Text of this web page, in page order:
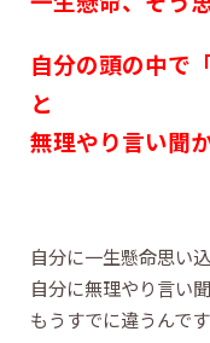
自分の頭の中で
と
無理やり言い聞
自分に一生懸命思い
自分に無理やり言い
もうすでに違うんです